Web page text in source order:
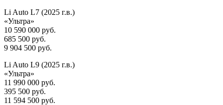
Li Auto L7 (2025 г.в.)
«Ультра»
10 590 000 руб.
685 500 руб.
9 904 500 руб.
Li Auto L9 (2025 г.в.)
«Ультра»
11 990 000 руб.
395 500 руб.
11 594 500 руб.